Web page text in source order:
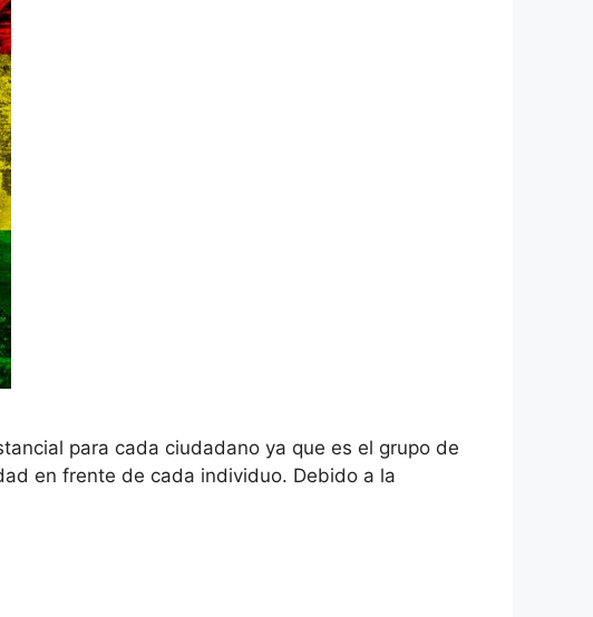
para cada ciudadano ya que es el grupo de
en frente de cada individuo. Debido a la